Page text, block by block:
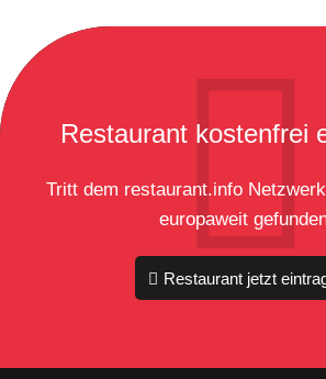
Restaurant kostenfrei
Tritt dem restaurant.info
europaweit
Restaurant jetzt